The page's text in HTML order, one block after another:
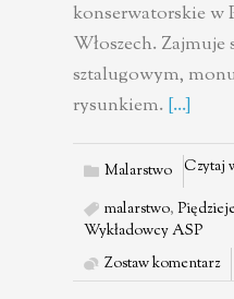
konserwatorskie w
Włoszech.
sztalugowym,
rysunkiem. [...]
Malarstwo
malarstwo,
Wykładowcy ASP
Zostaw komentarz
Czytaj